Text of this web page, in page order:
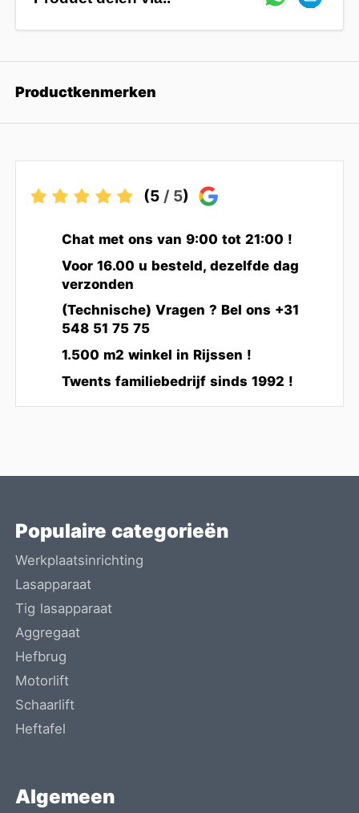
Productkenmerken
(5 / 5)
Chat met ons van 9:00 tot 21:00 !
Voor 16.00 u besteld, dezelfde dag
verzonden
(Technische) Vragen ? Bel ons +31
548 51 75 75
1.500 m2 winkel in Rijssen !
Twents familiebedrijf sinds 1992 !
Populaire categorieën
Werkplaatsinrichting
Lasapparaat
Tig lasapparaat
Aggregaat
Hefbrug
Motorlift
Schaarlift
Heftafel
Algemeen